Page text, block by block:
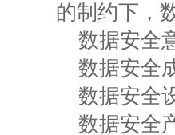
的制约下，
数据安全
数据安全
数据安全
数据安全